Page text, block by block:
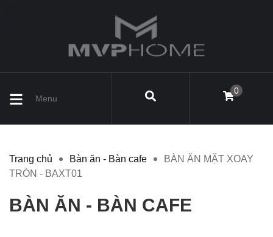
Menu
0
Trang chủ Bàn ăn - Bàn cafe
BÀN ĂN MẶT XOAY
TRÒN - BAXT01
BÀN ĂN - BÀN CAFE